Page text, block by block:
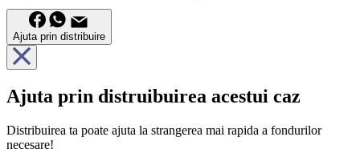
Ajuta prin distribuire
Ajuta prin distruibuirea acestui caz
Distribuirea ta poate ajuta la strangerea mai rapida a fondurilor
necesare!